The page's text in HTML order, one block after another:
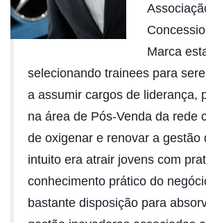
Marca
selecionando trainees para
a assumir cargos de liderança,
na área de Pós-Venda da rede
de oxigenar e renovar a gestão
intuito era atrair jovens com
conhecimento prático do
bastante disposição para